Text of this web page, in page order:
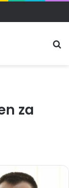
za